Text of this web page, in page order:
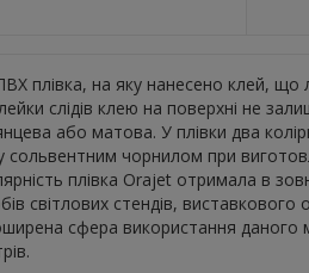
плівка, на яку нанесено клей, що
слідів клею на поверхні не
або матова. У плівки два
сольвентним чорнилом при
плівка Orajet отримала в
світлових стендів, виставкового
сфера використання даного